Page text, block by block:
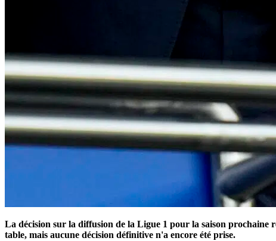
La décision sur la diffusion de la Ligue 1 pour la saison prochaine
table, mais aucune décision définitive n'a encore été prise.